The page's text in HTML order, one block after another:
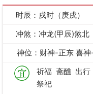
时辰：戌时（庚戌）
冲煞：冲龙(甲辰)煞北
神位：财神-正东 喜
祈福 斋醮 出行
祭祀